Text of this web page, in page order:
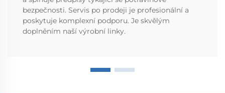
bezpečnosti. Servis po prodeji je profesionální a
poskytuje komplexní podporu. Je skvělým
doplněním naší výrobní linky.